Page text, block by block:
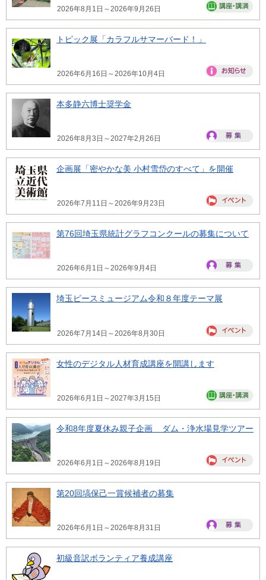
2026年8月1日～2026年9月26日
トピック展「カラフルサマーバード！」
2026年6月16日～2026年10月4日
本多静六博士奨学金
2026年8月3日～2027年2月26日
企画展「密やかな美 小村雪岱のすべて」を開催
2026年7月11日～2026年9月23日
第76回埼玉県統計グラフコンクールの募集について
2026年6月1日～2026年9月4日
埼玉ピースミュージアム令和８年度テーマ展
2026年7月14日～2026年8月30日
女性のデジタル人材育成講座を開講します
2026年6月1日～2027年3月15日
令和8年度夏休み親子企画 ダム・浄水場見学ツアー
2026年6月1日～2026年8月19日
第20回塙保己一賞候補者の募集
2026年6月1日～2026年8月31日
初級音訳ボランティア養成講座